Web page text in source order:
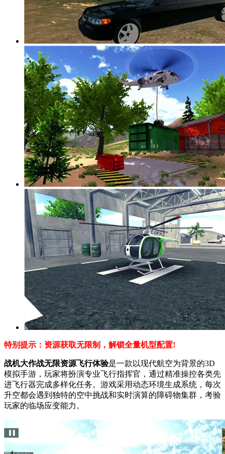
特别提示：资源获取无限制，解锁全量机型配置!
战机大作战无限资源飞行体验是一款以现代航空为背景的3D
模拟手游，玩家将扮演专业飞行指挥官，通过精准操控各类先
进飞行器完成多样化任务。游戏采用动态环境生成系统，每次
升空都会遇到独特的空中挑战和实时演算的障碍物集群，考验
玩家的临场应变能力。